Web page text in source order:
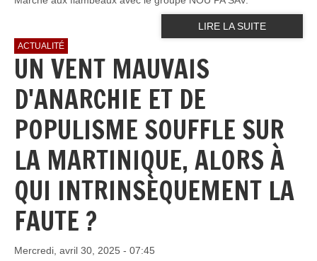
LIRE LA SUITE
ACTUALITÉ
UN VENT MAUVAIS
D'ANARCHIE ET DE
POPULISME SOUFFLE SUR
LA MARTINIQUE, ALORS À
QUI INTRINSÈQUEMENT LA
FAUTE ?
Mercredi, avril 30, 2025 - 07:45